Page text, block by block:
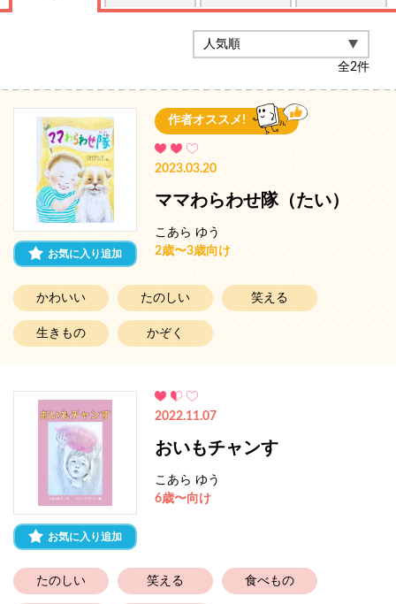
全2件
お気に入り追加
作者オススメ!
2023.03.20
ママわらわせ隊（たい）
こあら ゆう
2歳〜3歳向け
かわいい たのしい 笑える
生きもの かぞく
お気に入り追加
2022.11.07
おいもチャンす
こあら ゆう
6歳〜向け
たのしい 笑える 食べもの